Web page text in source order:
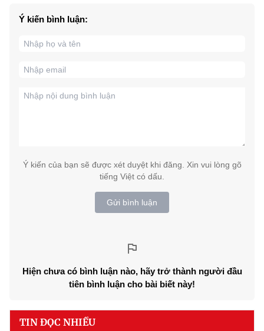
Ý kiến bình luận:
Ý kiến của bạn sẽ được xét duyệt khi đăng. Xin vui lòng gõ
tiếng Việt có dấu.
Gửi bình luận
Hiện chưa có bình luận nào, hãy trở thành người đầu
tiên bình luận cho bài biết này!
TIN ĐỌC NHIỀU